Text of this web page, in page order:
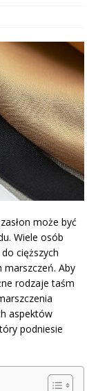
może być
Wiele osób
cięższych
marszczeń. Aby
rodzaje taśm
aspektów
podniesie